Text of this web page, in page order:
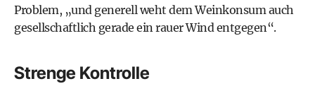
Problem, „und generell weht dem Weinkonsum auch
gesellschaftlich gerade ein rauer Wind entgegen“.
Strenge Kontrolle